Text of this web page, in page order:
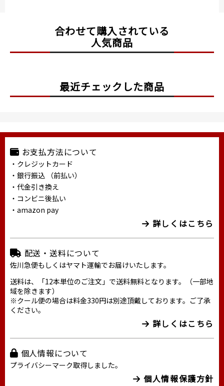
合わせて購入されている
人気商品
最近チェックした商品
お支払方法について
・クレジットカード
・銀行振込 （前払い）
・代金引き換え
・コンビニ後払い
・amazon pay
詳しくはこちら
配送・送料について
佐川急便もしくはヤマト運輸でお届けいたします。
送料は、「12本単位のご注文」で送料無料となります。（一部地
域を除きます）
※クール便の場合は料金330円は別途頂戴しております。ご了承
ください。
詳しくはこちら
個人情報について
プライバシーマーク取得しました。
個人情報保護方針